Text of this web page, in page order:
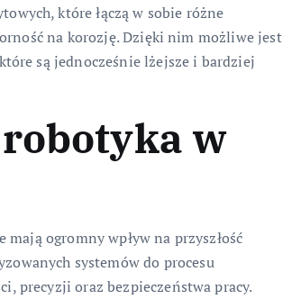
które łączą w sobie różne
na korozję. Dzięki nim możliwe jest
są jednocześnie lżejsze i bardziej
w
ogromny wpływ na przyszłość
systemów do procesu
precyzji oraz bezpieczeństwa pracy.